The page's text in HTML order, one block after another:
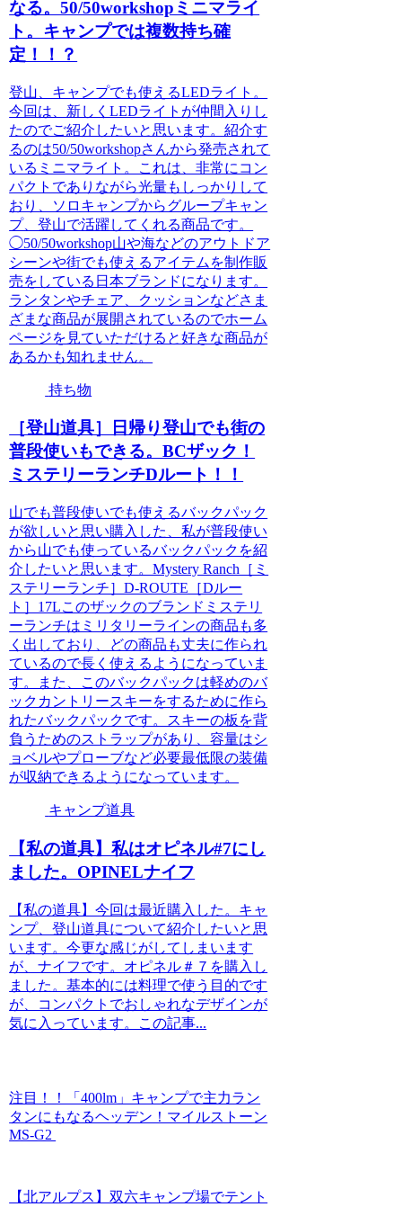
なる。50/50workshopミニマライ
ト。キャンプでは複数持ち確
定！！？
登山、キャンプでも使えるLEDライト。
今回は、新しくLEDライトが仲間入りし
たのでご紹介したいと思います。紹介す
るのは50/50workshopさんから発売されて
いるミニマライト。これは、非常にコン
パクトでありながら光量もしっかりして
おり、ソロキャンプからグループキャン
プ、登山で活躍してくれる商品です。
◯50/50workshop山や海などのアウトドア
シーンや街でも使えるアイテムを制作販
売をしている日本ブランドになります。
ランタンやチェア、クッションなどさま
ざまな商品が展開されているのでホーム
ページを見ていただけると好きな商品が
あるかも知れません。
持ち物
［登山道具］日帰り登山でも街の
普段使いもできる。BCザック！
ミステリーランチDルート！！
山でも普段使いでも使えるバックパック
が欲しいと思い購入した、私が普段使い
から山でも使っているバックパックを紹
介したいと思います。Mystery Ranch［ミ
ステリーランチ］D-ROUTE［Dルー
ト］17Lこのザックのブランドミステリ
ーランチはミリタリーラインの商品も多
く出しており、どの商品も丈夫に作られ
ているので長く使えるようになっていま
す。また、このバックパックは軽めのバ
ックカントリースキーをするために作ら
れたバックパックです。スキーの板を背
負うためのストラップがあり、容量はシ
ョベルやプローブなど必要最低限の装備
が収納できるようになっています。
キャンプ道具
【私の道具】私はオピネル#7にし
ました。OPINELナイフ
【私の道具】今回は最近購入した。キャ
ンプ、登山道具について紹介したいと思
います。今更な感じがしてしまいます
が、ナイフです。オピネル＃７を購入し
ました。基本的には料理で使う目的です
が、コンパクトでおしゃれなデザインが
気に入っています。この記事...
注目！！「400lm」キャンプで主力ラン
タンにもなるヘッデン！マイルストーン
MS-G2
【北アルプス】双六キャンプ場でテント